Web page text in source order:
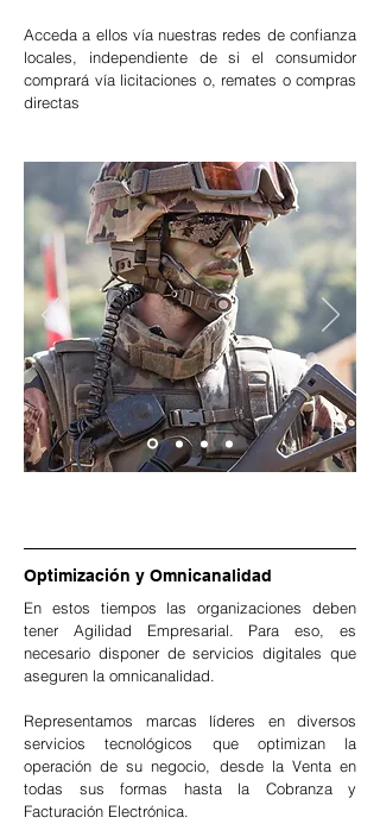
Acceda a ellos vía nuestras redes de confianza
locales, independiente de si el consumidor
comprará vía licitaciones o, remates o compras
directas
Optimización y Omnicanalidad
En estos tiempos las organizaciones deben
tener Agilidad Empresarial. Para eso, es
necesario disponer de servicios digitales que
aseguren la omnicanalidad.
Representamos marcas líderes en diversos
servicios tecnológicos que optimizan la
operación de su negocio, desde la Venta en
todas sus formas hasta la Cobranza y
Facturación Electrónica.